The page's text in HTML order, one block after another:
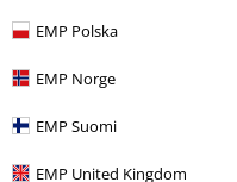
EMP Polska
EMP Norge
EMP Suomi
EMP United Kingdom
Podělte se o váš názor
Napsat hodnocení